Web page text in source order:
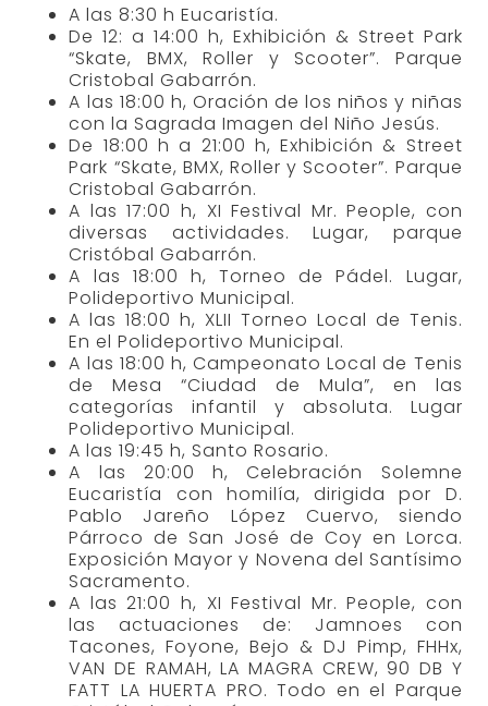
A las 8:30 h Eucaristía.
De 12: a 14:00 h, Exhibición & Street Park
“Skate, BMX, Roller y Scooter”. Parque
Cristobal Gabarrón.
A las 18:00 h, Oración de los niños y niñas
con la Sagrada Imagen del Niño Jesús.
De 18:00 h a 21:00 h, Exhibición & Street
Park “Skate, BMX, Roller y Scooter”. Parque
Cristobal Gabarrón.
A las 17:00 h, XI Festival Mr. People, con
diversas actividades. Lugar, parque
Cristóbal Gabarrón.
A las 18:00 h, Torneo de Pádel. Lugar,
Polideportivo Municipal.
A las 18:00 h, XLII Torneo Local de Tenis.
En el Polideportivo Municipal.
A las 18:00 h, Campeonato Local de Tenis
de Mesa “Ciudad de Mula”, en las
categorías infantil y absoluta. Lugar
Polideportivo Municipal.
A las 19:45 h, Santo Rosario.
A las 20:00 h, Celebración Solemne
Eucaristía con homilía, dirigida por D.
Pablo Jareño López Cuervo, siendo
Párroco de San José de Coy en Lorca.
Exposición Mayor y Novena del Santísimo
Sacramento.
A las 21:00 h, XI Festival Mr. People, con
las actuaciones de: Jamnoes con
Tacones, Foyone, Bejo & DJ Pimp, FHHx,
VAN DE RAMAH, LA MAGRA CREW, 90 DB Y
FATT LA HUERTA PRO. Todo en el Parque